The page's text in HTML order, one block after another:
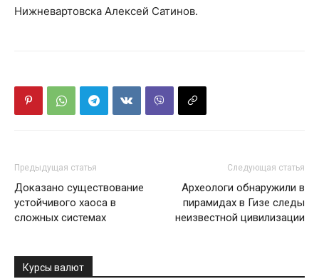
Нижневартовска Алексей Сатинов.
Предыдущая статья
Доказано существование
устойчивого хаоса в
сложных системах
Следующая статья
Археологи обнаружили в
пирамидах в Гизе следы
неизвестной цивилизации
Курсы валют